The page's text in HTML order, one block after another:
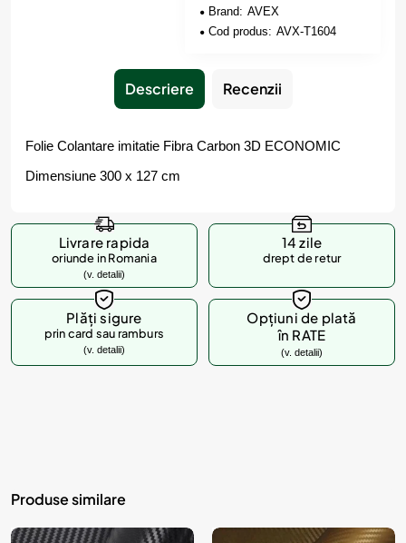
Brand: AVEX
Cod produs: AVX-T1604
Descriere Recenzii
Folie Colantare imitatie Fibra Carbon 3D ECONOMIC
Dimensiune 300 x 127 cm
Livrare rapida
oriunde in Romania
(v. detalii)
14 zile
drept de retur
Plăți sigure
prin card sau ramburs
(v. detalii)
Opțiuni de plată
în RATE
(v. detalii)
Produse similare